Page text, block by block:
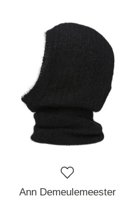
Ann Demeulemeester